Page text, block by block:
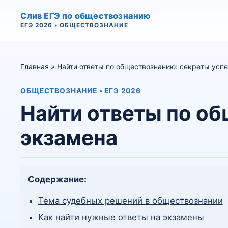
Слив ЕГЭ по обществознанию
ЕГЭ 2026 • ОБЩЕСТВОЗНАНИЕ
Главная » Найти ответы по обществознанию: секреты
ОБЩЕСТВОЗНАНИЕ • ЕГЭ 2026
Найти ответы по
экзамена
Содержание:
Тема судебных решений в обществознании
Как найти нужные ответы на экзамены